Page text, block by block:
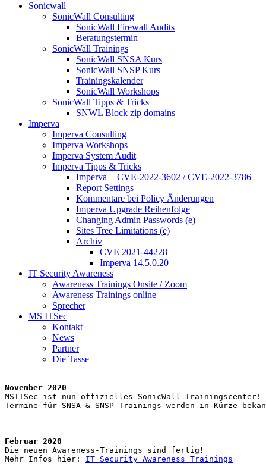
Sonicwall
SonicWall Consulting
SonicWall Firewall Audits
Beratungstermin
SonicWall Trainings
SonicWall SNSA Kurs
SonicWall SNSP Kurs
Trainingskalender
SonicWall Workshops
SonicWall Tipps & Tricks
SNWL Block zip domains
Imperva
Imperva Consulting
Imperva Workshops
Imperva System Audit
Imperva Tipps & Tricks
Imperva + CVE-2022-3602 / CVE-2022-3786
Report Settings
Kommentare bei Policy Änderungen
Imperva Upgrade Reihenfolge
Changing Admin Passwords (e)
Sites Tree Limitations (e)
Archiv
CVE 2021-44228
Imperva 14.5.0.20
IT Security Awareness
Awareness Trainings Onsite / Zoom
Awareness Trainings online
Sprecher
MS ITSec
Kontakt
News
Partner
Die Tasse
November 2020
MSITSec ist nun offizielles SonicWall Trainingscenter!
Termine für SNSA & SNSP Trainings werden in Kürze
Februar 2020
Die neuen Awareness-Trainings sind fertig !
Mehr Infos hier: IT Security Awareness Trainings